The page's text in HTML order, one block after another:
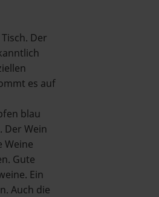
Der
es auf
blau
Der Wein
Weine
Gute
Ein
Auch die